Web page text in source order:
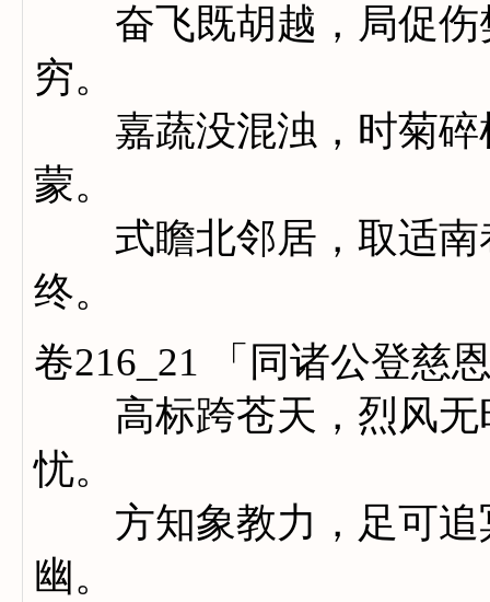
奋飞既胡越，局促伤
穷。
嘉蔬没混浊，时菊碎
蒙。
式瞻北邻居，取适南
终。
卷216_21 「同诸公登慈
高标跨苍天，烈风无
忧。
方知象教力，足可追
幽。